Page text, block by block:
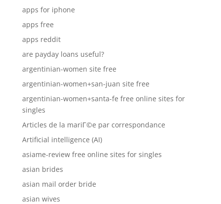
apps for iphone
apps free
apps reddit
are payday loans useful?
argentinian-women site free
argentinian-women+san-juan site free
argentinian-women+santa-fe free online sites for
singles
Articles de la mariГ©e par correspondance
Artificial intelligence (AI)
asiame-review free online sites for singles
asian brides
asian mail order bride
asian wives